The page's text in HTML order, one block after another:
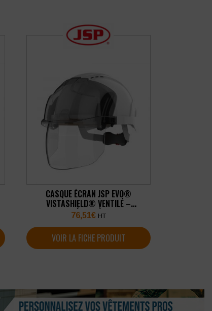
CASQUE ÉCRAN JSP EVO®
VISTASHIELD® VENTILÉ –
CRÉMAILLÈRE
76,51€ HT
VOIR LA FICHE PRODUIT